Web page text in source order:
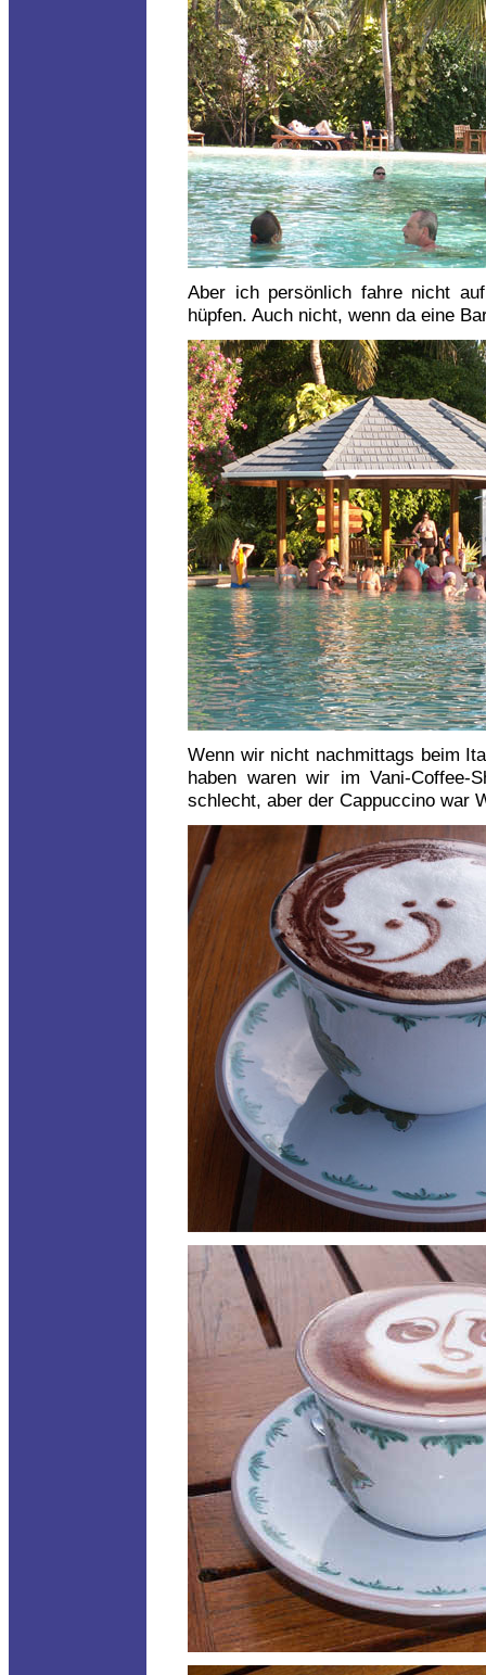
Aber ich persönlich fahre nicht
hüpfen. Auch nicht, wenn da eine
Wenn wir nicht nachmittags beim
haben waren wir im Vani-Coffee-
schlecht, aber der Cappuccino war